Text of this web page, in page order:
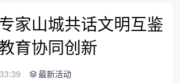
家山城共话文明互鉴
育协同创新
最新活动